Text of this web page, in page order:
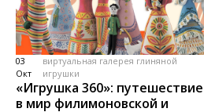
03
Окт
виртуальная галерея глиняной
игрушки
«Игрушка 360»: путешествие
в мир филимоновской и